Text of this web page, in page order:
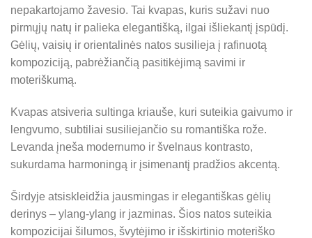
nepakartojamo žavesio. Tai kvapas, kuris sužavi nuo
pirmųjų natų ir palieka elegantišką, ilgai išliekantį įspūdį.
Gėlių, vaisių ir orientalinės natos susilieja į rafinuotą
kompoziciją, pabrėžiančią pasitikėjimą savimi ir
moteriškumą.
Kvapas atsiveria sultinga kriauše, kuri suteikia gaivumo ir
lengvumo, subtiliai susiliejančio su romantiška rože.
Levanda įneša modernumo ir švelnaus kontrasto,
sukurdama harmoningą ir įsimenantį pradžios akcentą.
Širdyje atsiskleidžia jausmingas ir elegantiškas gėlių
derinys – ylang-ylang ir jazminas. Šios natos suteikia
kompozicijai šilumos, švytėjimo ir išskirtinio moteriško